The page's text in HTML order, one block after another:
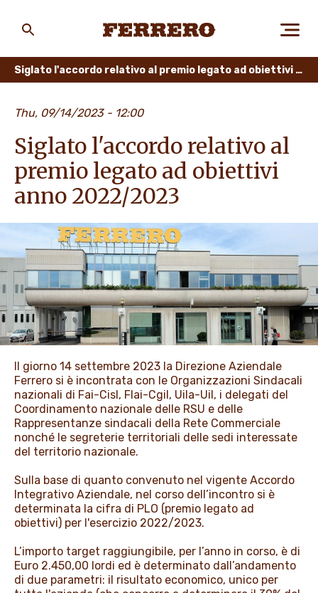
PERSONE E AMBIENTE
I NOSTRI PRODOTTI
LAVORA CON NOI
PROMOZIONI
NEWS & MEDIA
main
Siglato l'accordo relativo al premio legato ad obiettivi anno 2022/2023
Thu, 09/14/2023 - 12:00
Siglato l'accordo relativo al
premio legato ad obiettivi
anno 2022/2023
Il giorno 14 settembre 2023 la Direzione Aziendale
Ferrero si è incontrata con le Organizzazioni Sindacali
nazionali di Fai-Cisl, Flai-Cgil, Uila-Uil, i delegati del
Coordinamento nazionale delle RSU e delle
Rappresentanze sindacali della Rete Commerciale
nonché le segreterie territoriali delle sedi interessate
del territorio nazionale.
Sulla base di quanto convenuto nel vigente Accordo
Integrativo Aziendale, nel corso dell’incontro si è
determinata la cifra di PLO (premio legato ad
obiettivi) per l'esercizio 2022/2023.
L’importo target raggiungibile, per l’anno in corso, è di
Euro 2.450,00 lordi ed è determinato dall’andamento
di due parametri: il risultato economico, unico per